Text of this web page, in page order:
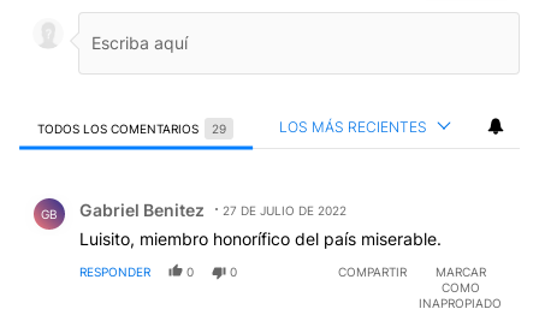
TODOS LOS COMENTARIOS 29 LOS MÁS RECIENTES
GB Gabriel Benitez 27 DE JULIO DE 2022
Luisito, miembro honorífico del país miserable.
RESPONDER 0 0 COMPARTIR
MARCAR
COMO
INAPROPIADO